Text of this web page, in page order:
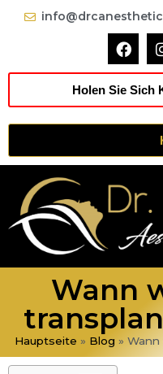
Holen Sie Sich
Wann
Hauptseite » Blog » Wann